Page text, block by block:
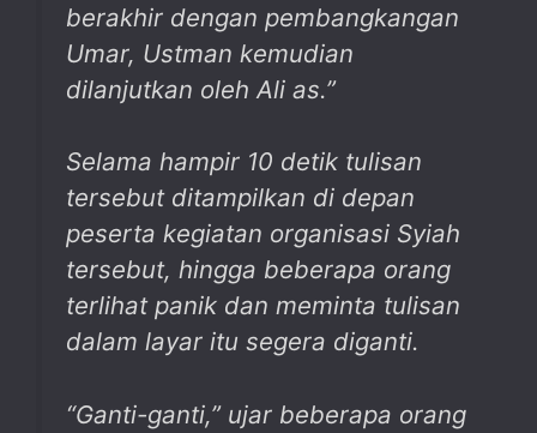
berakhir dengan pembangkangan
Umar, Ustman kemudian
dilanjutkan oleh Ali as.”
Selama hampir 10 detik tulisan
tersebut ditampilkan di depan
peserta kegiatan organisasi Syiah
tersebut, hingga beberapa orang
terlihat panik dan meminta tulisan
dalam layar itu segera diganti.
“Ganti-ganti,” ujar beberapa orang